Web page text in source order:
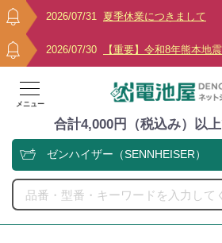
2026/07/31 夏季休業につきまして
2026/07/30 【重要】令和8年熊本地
メニュー
合計4,000円（税込み）以